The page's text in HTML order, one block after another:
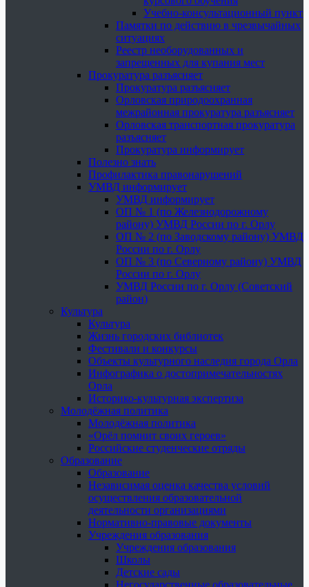
Учебно-консультационный пункт
Памятки по действию в чрезвычайных
ситуациях
Реестр необорудованных и
запрещенных для купания мест
Прокуратура разъясняет
Прокуратура разъясняет
Орловская природоохранная
межрайонная прокуратура разъясняет
Орловская транспортная прокуратура
разъясняет
Прокуратура информирует
Полезно знать
Профилактика правонарушений
УМВД информирует
УМВД информирует
ОП № 1 (по Железнодорожному
району) УМВД России по г. Орлу
ОП № 2 (по Заводскому району) УМВД
России по г. Орлу
ОП № 3 (по Северному району) УМВД
России по г. Орлу
УМВД России по г. Орлу (Советский
район)
Культура
Культура
Жизнь городских библиотек
Фестивали и конкурсы
Объекты культурного наследия города Орла
Инфографика о достопримечательностях
Орла
Историко-культурная экспертиза
Молодёжная политика
Молодёжная политика
«Орёл помнит своих героев»
Российские студенческие отряды
Образование
Образование
Независимая оценка качества условий
осуществления образовательной
деятельности организациями
Нормативно-правовые документы
Учреждения образования
Учреждения образования
Школы
Детские сады
Негосударственные образовательные